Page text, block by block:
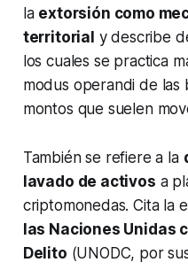
la extorsión como
territorial y describe
los cuales se practica
modus operandi de las
montos que suelen
También se refiere a la
lavado de activos a
criptomonedas. Cita la
las Naciones Unidas
Delito (UNODC, por